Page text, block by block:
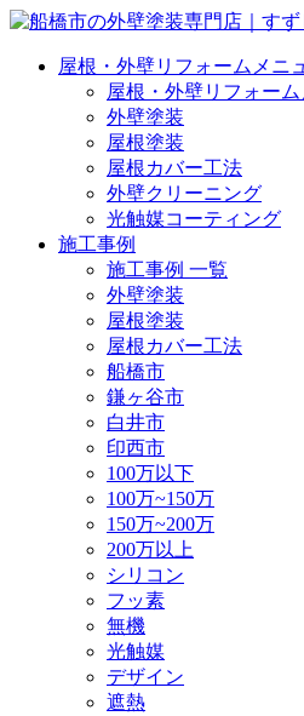
屋根・外壁リフォームメニ
屋根・外壁リフォー
外壁塗装
屋根塗装
屋根カバー工法
外壁クリーニング
光触媒コーティング
施工事例
施工事例 一覧
外壁塗装
屋根塗装
屋根カバー工法
船橋市
鎌ヶ谷市
白井市
印西市
100万以下
100万~150万
150万~200万
200万以上
シリコン
フッ素
無機
光触媒
デザイン
遮熱